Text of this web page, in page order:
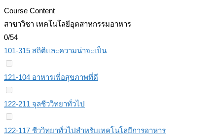
Course Content
สาขาวิชา เทคโนโลยีอุตสาหกรรมอาหาร
0/54
101-315 สถิติและความน่าจะเป็น
121-104 อาหารเพื่อสุขภาพที่ดี
122-211 จุลชีววิทยาทั่วไป
122-117 ชีววิทยาทั่วไปสำหรับเทคโนโลยีการอาหาร